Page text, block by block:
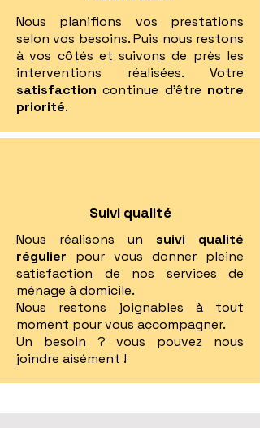
Nous planifions vos prestations
selon vos besoins. Puis nous restons
à vos côtés et suivons de près les
interventions réalisées. Votre
satisfaction continue d'être notre
priorité.
Suivi qualité
Nous réalisons un suivi qualité
régulier pour vous donner pleine
satisfaction de nos services de
ménage à domicile.
Nous restons joignables à tout
moment pour vous accompagner.
Un besoin ? vous pouvez nous
joindre aisément !